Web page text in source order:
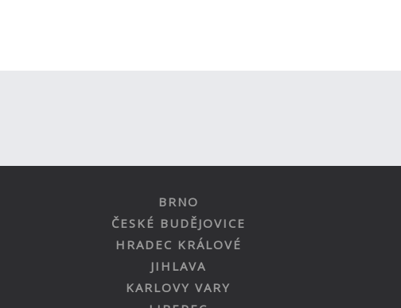
BRNO
ČESKÉ BUDĚJOVICE
HRADEC KRÁLOVÉ
JIHLAVA
KARLOVY VARY